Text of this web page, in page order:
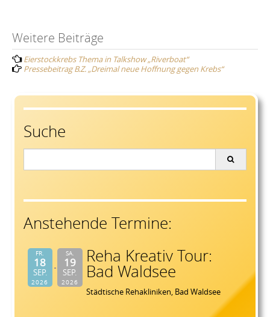
Post
navigation
Weitere Beiträge
Eierstockkrebs Thema in Talkshow „Riverboat“
Pressebeitrag B.Z. „Dreimal neue Hoffnung gegen Krebs“
Suche
Anstehende Termine:
FR.
18
SEP.
2026
SA.
19
SEP.
2026
Reha Kreativ Tour:
Bad Waldsee
Städtische Rehakliniken, Bad Waldsee